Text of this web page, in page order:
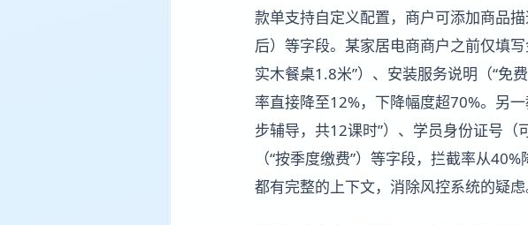
款单支持自定义配置，商户可添加商品
后）等字段。某家居电商商户之前仅填
实木餐桌1.8米”）、安装服务说明（“免
率直接降至12%，下降幅度超70%。另
步辅导，共12课时”）、学员身份证号
（“按季度缴费”）等字段，拦截率从
都有完整的上下文，消除风控系统的疑虑